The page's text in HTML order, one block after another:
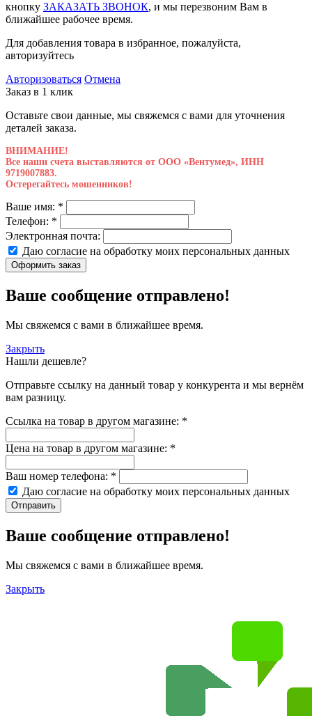
кнопку ЗАКАЗАТЬ ЗВОНОК, и мы перезвоним Вам в
ближайшее рабочее время.
Для добавления товара в избранное, пожалуйста,
авторизуйтесь
Авторизоваться Отмена
Заказ в 1 клик
Оставьте свои данные, мы свяжемся с вами для уточнения
деталей заказа.
ВНИМАНИЕ!
Все наши счета выставляются от ООО «Вентумед», ИНН
9719007883.
Остерегайтесь мошенников!
Ваше имя: *
Телефон: *
Электронная почта:
Даю согласие на обработку моих персональных данных
Оформить заказ
Ваше сообщение отправлено!
Мы свяжемся с вами в ближайшее время.
Закрыть
Нашли дешевле?
Отправьте ссылку на данный товар у конкурента и мы вернём
вам разницу.
Ссылка на товар в другом магазине: *
Цена на товар в другом магазине: *
Ваш номер телефона: *
Даю согласие на обработку моих персональных данных
Отправить
Ваше сообщение отправлено!
Мы свяжемся с вами в ближайшее время.
Закрыть